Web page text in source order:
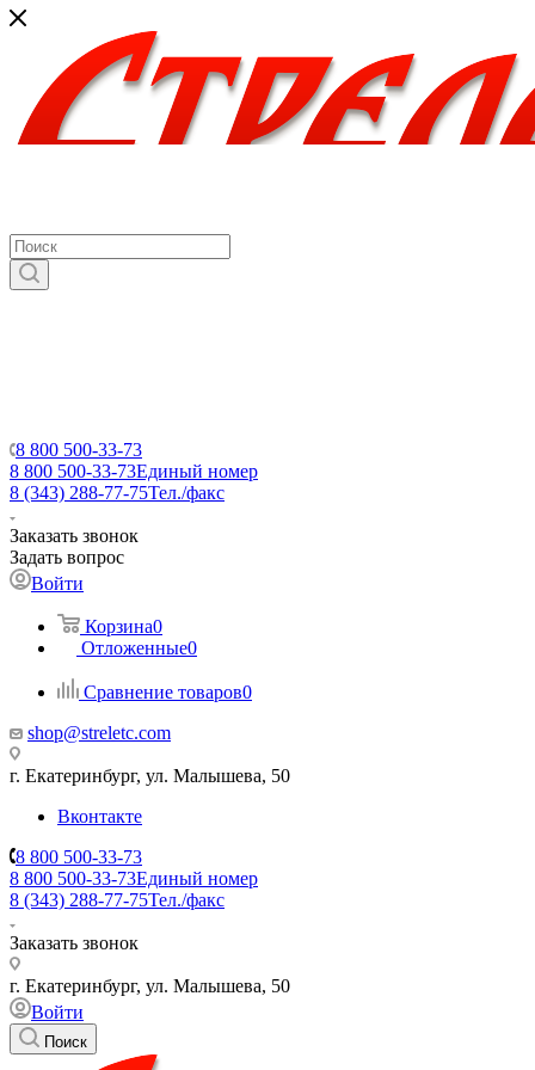
8 800 500-33-73
8 800 500-33-73Единый номер
8 (343) 288-77-75Тел./факс
Заказать звонок
Задать вопрос
Войти
Корзина0
Отложенные0
Сравнение товаров0
shop@streletc.com
г. Екатеринбург, ул. Малышева, 50
Вконтакте
8 800 500-33-73
8 800 500-33-73Единый номер
8 (343) 288-77-75Тел./факс
Заказать звонок
г. Екатеринбург, ул. Малышева, 50
Войти
Поиск